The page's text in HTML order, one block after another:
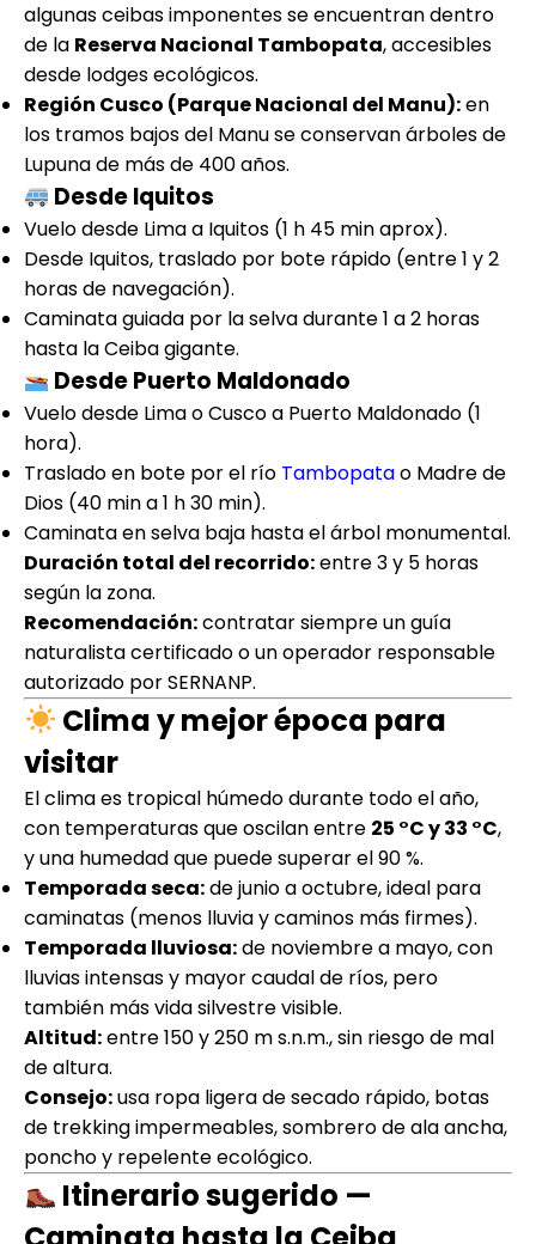
algunas ceibas imponentes se encuentran dentro
de la Reserva Nacional Tambopata, accesibles
desde lodges ecológicos.
Región Cusco (Parque Nacional del Manu):en
los tramos bajos del Manu se conservan árboles de
Lupuna de más de 400 años.
Desde Iquitos
Vuelo desde Lima a Iquitos (1 h 45 min aprox).
Desde Iquitos, traslado por bote rápido (entre 1 y 2
horas de navegación).
Caminata guiada por la selva durante 1 a 2 horas
hasta la Ceiba gigante.
Desde Puerto Maldonado
Vuelo desde Lima o Cusco a Puerto Maldonado (1
hora).
Traslado en bote por el río Tambopatao Madre de
Dios (40 min a 1 h 30 min).
Caminata en selva baja hasta el árbol monumental.
Duración total del recorrido:entre 3 y 5 horas
según la zona.
Recomendación:contratar siempre un guía
naturalista certificado o un operador responsable
autorizado por SERNANP.
Clima y mejor época para
visitar
El clima es tropical húmedo durante todo el año,
con temperaturas que oscilan entre 25 °C y 33 °C,
y una humedad que puede superar el 90 %.
Temporada seca:de junio a octubre, ideal para
caminatas (menos lluvia y caminos más firmes).
Temporada lluviosa:de noviembre a mayo, con
lluvias intensas y mayor caudal de ríos, pero
también más vida silvestre visible.
Altitud:entre 150 y 250 m s.n.m., sin riesgo de mal
de altura.
Consejo:usa ropa ligera de secado rápido, botas
de trekking impermeables, sombrero de ala ancha,
poncho y repelente ecológico.
Itinerario sugerido —